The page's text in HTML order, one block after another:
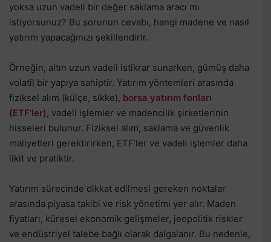
yoksa uzun vadeli bir değer saklama aracı mı
istiyorsunuz? Bu sorunun cevabı, hangi madene ve nasıl
yatırım yapacağınızı şekillendirir.
Örneğin, altın uzun vadeli istikrar sunarken, gümüş daha
volatil bir yapıya sahiptir. Yatırım yöntemleri arasında
fiziksel alım (külçe, sikke), borsa yatırım fonları
(ETF’ler), vadeli işlemler ve madencilik şirketlerinin
hisseleri bulunur. Fiziksel alım, saklama ve güvenlik
maliyetleri gerektirirken, ETF’ler ve vadeli işlemler daha
likit ve pratiktir.
Yatırım sürecinde dikkat edilmesi gereken noktalar
arasında piyasa takibi ve risk yönetimi yer alır. Maden
fiyatları, küresel ekonomik gelişmeler, jeopolitik riskler
ve endüstriyel talebe bağlı olarak dalgalanır. Bu nedenle,